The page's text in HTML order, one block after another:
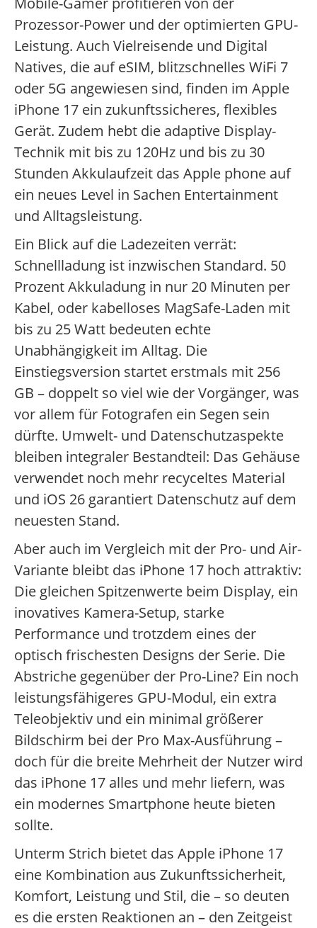
Prozessor-Power und der optimierten GPU-
Leistung. Auch Vielreisende und Digital
Natives, die auf eSIM, blitzschnelles WiFi 7
oder 5G angewiesen sind, finden im Apple
iPhone 17 ein zukunftssicheres, flexibles
Gerät. Zudem hebt die adaptive Display-
Technik mit bis zu 120Hz und bis zu 30
Stunden Akkulaufzeit das Apple phone auf
ein neues Level in Sachen Entertainment
und Alltagsleistung.
Ein Blick auf die Ladezeiten verrät:
Schnellladung ist inzwischen Standard. 50
Prozent Akkuladung in nur 20 Minuten per
Kabel, oder kabelloses MagSafe-Laden mit
bis zu 25 Watt bedeuten echte
Unabhängigkeit im Alltag. Die
Einstiegsversion startet erstmals mit 256
GB – doppelt so viel wie der Vorgänger, was
vor allem für Fotografen ein Segen sein
dürfte. Umwelt- und Datenschutzaspekte
bleiben integraler Bestandteil: Das Gehäuse
verwendet noch mehr recyceltes Material
und iOS 26 garantiert Datenschutz auf dem
neuesten Stand.
Aber auch im Vergleich mit der Pro- und Air-
Variante bleibt das iPhone 17 hoch attraktiv:
Die gleichen Spitzenwerte beim Display, ein
inovatives Kamera-Setup, starke
Performance und trotzdem eines der
optisch frischesten Designs der Serie. Die
Abstriche gegenüber der Pro-Line? Ein noch
leistungsfähigeres GPU-Modul, ein extra
Teleobjektiv und ein minimal größerer
Bildschirm bei der Pro Max-Ausführung –
doch für die breite Mehrheit der Nutzer wird
das iPhone 17 alles und mehr liefern, was
ein modernes Smartphone heute bieten
sollte.
Unterm Strich bietet das Apple iPhone 17
eine Kombination aus Zukunftssicherheit,
Komfort, Leistung und Stil, die – so deuten
es die ersten Reaktionen an – den Zeitgeist